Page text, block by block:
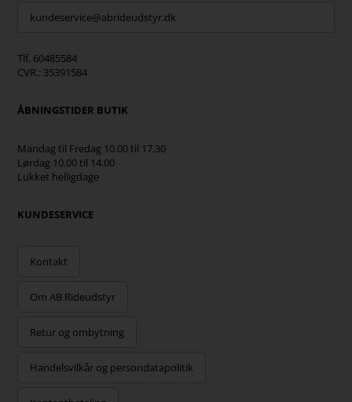
kundeservice@abrideudstyr.dk
Tlf. 60485584
CVR.: 35391584
ÅBNINGSTIDER BUTIK
Mandag til Fredag 10.00 til 17.30
Lørdag 10.00 til 14.00
Lukket helligdage
KUNDESERVICE
Kontakt
Om AB Rideudstyr
Retur og ombytning
Handelsvilkår og persondatapolitik